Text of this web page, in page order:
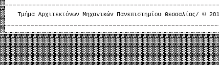
Τμήμα Αρχιτεκτόνων Μηχανικών Πανεπιστημίου Θεσσαλίας/ ©